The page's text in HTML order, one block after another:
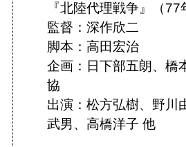
『北陸代理戦争』（77
監督：深作欣二
脚本：高田宏治
企画：日下部五朗、橋
協
出演：松方弘樹、野川
武男、高橋洋子 他